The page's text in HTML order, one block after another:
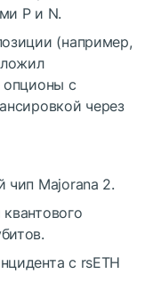
P и N.
(например,
опционы с
через
чип Majorana 2.
с rsETH